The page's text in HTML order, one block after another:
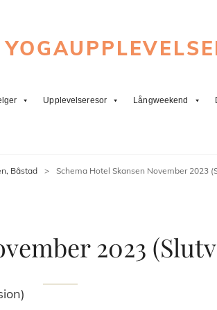
Upplevelseresor Långweekend
Båstad > Schema Hotel Skansen November 2023
2023